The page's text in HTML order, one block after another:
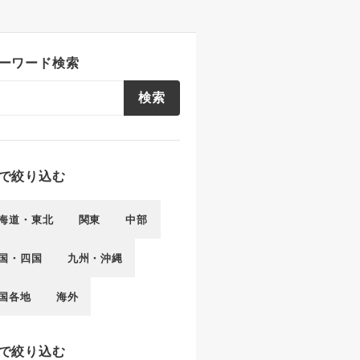
ワード検索
検索
絞り込む
道・東北 関東 中部
・四国 九州・沖縄
各地 海外
絞り込む